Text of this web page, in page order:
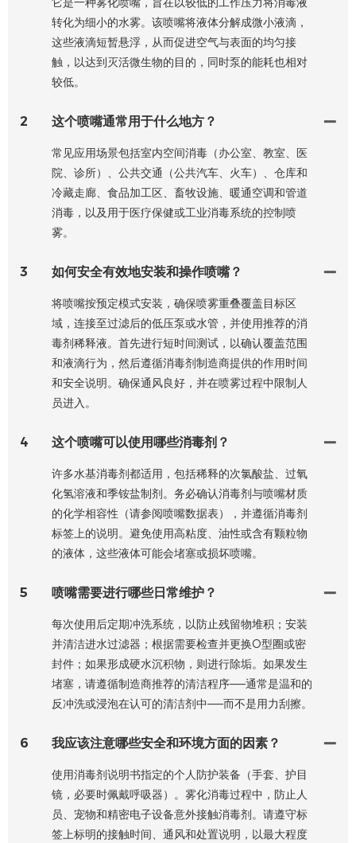
转化为细小的水雾。该喷嘴将液体分解成微小液滴，
这些液滴短暂悬浮，从而促进空气与表面的均匀接
触，以达到灭活微生物的目的，同时泵的能耗也相对
较低。
2 这个喷嘴通常用于什么地方？
常见应用场景包括室内空间消毒（办公室、教室、医
院、诊所）、公共交通（公共汽车、火车）、仓库和
冷藏走廊、食品加工区、畜牧设施、暖通空调和管道
消毒，以及用于医疗保健或工业消毒系统的控制喷
雾。
3 如何安全有效地安装和操作喷嘴？
将喷嘴按预定模式安装，确保喷雾重叠覆盖目标区
域，连接至过滤后的低压泵或水管，并使用推荐的消
毒剂稀释液。首先进行短时间测试，以确认覆盖范围
和液滴行为，然后遵循消毒剂制造商提供的作用时间
和安全说明。确保通风良好，并在喷雾过程中限制人
员进入。
4 这个喷嘴可以使用哪些消毒剂？
许多水基消毒剂都适用，包括稀释的次氯酸盐、过氧
化氢溶液和季铵盐制剂。务必确认消毒剂与喷嘴材质
的化学相容性（请参阅喷嘴数据表），并遵循消毒剂
标签上的说明。避免使用高粘度、油性或含有颗粒物
的液体，这些液体可能会堵塞或损坏喷嘴。
5 喷嘴需要进行哪些日常维护？
每次使用后定期冲洗系统，以防止残留物堆积；安装
并清洁进水过滤器；根据需要检查并更换O型圈或密
封件；如果形成硬水沉积物，则进行除垢。如果发生
堵塞，请遵循制造商推荐的清洁程序——通常是温和的
反冲洗或浸泡在认可的清洁剂中——而不是用力刮擦。
6 我应该注意哪些安全和环境方面的因素？
使用消毒剂说明书指定的个人防护装备（手套、护目
镜，必要时佩戴呼吸器）。雾化消毒过程中，防止人
员、宠物和精密电子设备意外接触消毒剂。请遵守标
签上标明的接触时间、通风和处置说明，以最大程度